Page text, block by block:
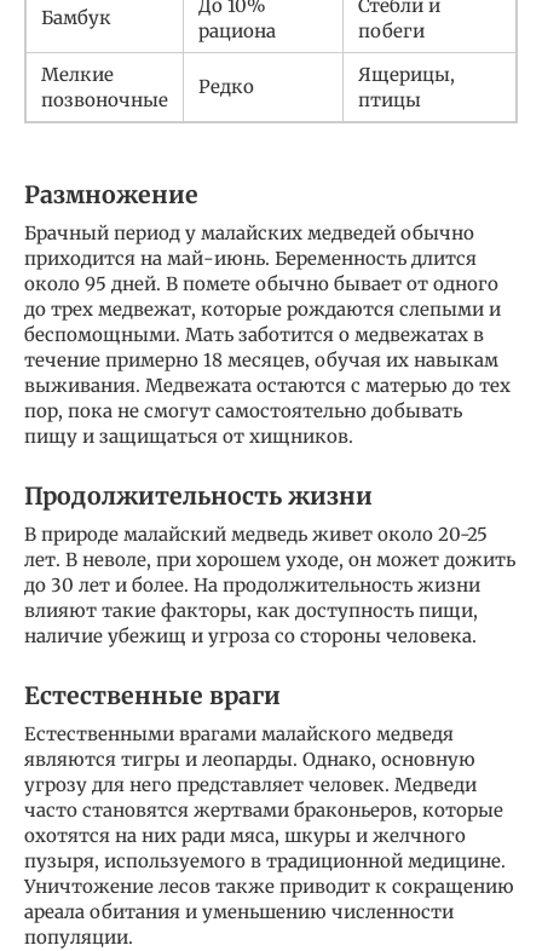
Бамбук
До 10%
рациона
Стебли и
побеги
Мелкие
позвоночные
Редко
Ящерицы,
птицы
Размножение
Брачный период у малайских медведей обычно
приходится на май-июнь. Беременность длится
около 95 дней. В помете обычно бывает от одного
до трех медвежат, которые рождаются слепыми и
беспомощными. Мать заботится о медвежатах в
течение примерно 18 месяцев, обучая их навыкам
выживания. Медвежата остаются с матерью до тех
пор, пока не смогут самостоятельно добывать
пищу и защищаться от хищников.
Продолжительность жизни
В природе малайский медведь живет около 20-25
лет. В неволе, при хорошем уходе, он может дожить
до 30 лет и более. На продолжительность жизни
влияют такие факторы, как доступность пищи,
наличие убежищ и угроза со стороны человека.
Естественные враги
Естественными врагами малайского медведя
являются тигры и леопарды. Однако, основную
угрозу для него представляет человек. Медведи
часто становятся жертвами браконьеров, которые
охотятся на них ради мяса, шкуры и желчного
пузыря, используемого в традиционной медицине.
Уничтожение лесов также приводит к сокращению
ареала обитания и уменьшению численности
популяции.